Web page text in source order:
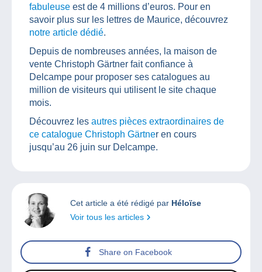
fabuleuse est de 4 millions d’euros. Pour en
savoir plus sur les lettres de Maurice, découvrez
notre article dédié.
Depuis de nombreuses années, la maison de
vente Christoph Gärtner fait confiance à
Delcampe pour proposer ses catalogues au
million de visiteurs qui utilisent le site chaque
mois.
Découvrez les autres pièces extraordinaires de
ce catalogue Christoph Gärtner en cours
jusqu’au 26 juin sur Delcampe.
Cet article a été rédigé par Héloïse
Voir tous les articles
Share on Facebook